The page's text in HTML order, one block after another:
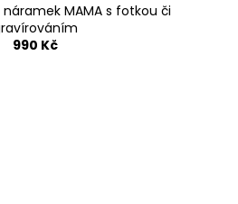
náramek MAMA s fotkou či
990 Kč